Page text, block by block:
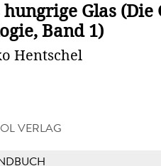
hungrige Glas (Die
Band 1)
Hentschel
VERLAG